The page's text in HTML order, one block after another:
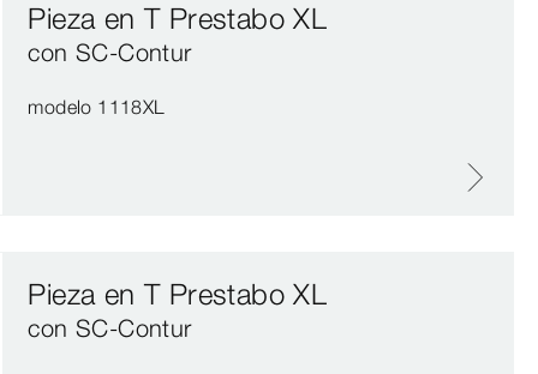
Pieza en T Prestabo XL
con SC‑Contur
modelo 1118XL
Pieza en T Prestabo XL
con SC‑Contur